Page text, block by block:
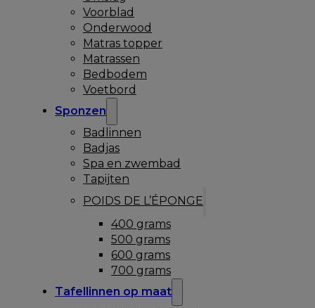
Voorblad
Onderwood
Matras topper
Matrassen
Bedbodem
Voetbord
Sponzen
Badlinnen
Badjas
Spa en zwembad
Tapijten
POIDS DE L’ÉPONGE
400 grams
500 grams
600 grams
700 grams
Tafellinnen op maat